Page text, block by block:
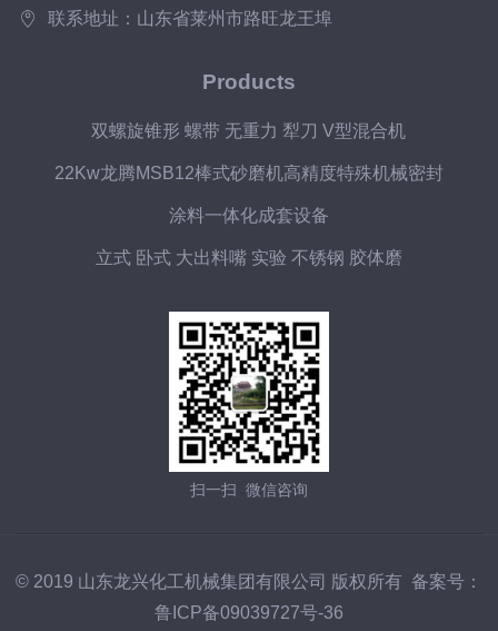
联系地址：山东省莱州市路旺龙王埠
Products
双螺旋锥形 螺带 无重力 犁刀 V型混合机
22Kw龙腾MSB12棒式砂磨机高精度特殊机械密封
涂料一体化成套设备
立式 卧式 大出料嘴 实验 不锈钢 胶体磨
扫一扫 微信咨询
© 2019 山东龙兴化工机械集团有限公司 版权所有 备案号：
鲁ICP备09039727号-36